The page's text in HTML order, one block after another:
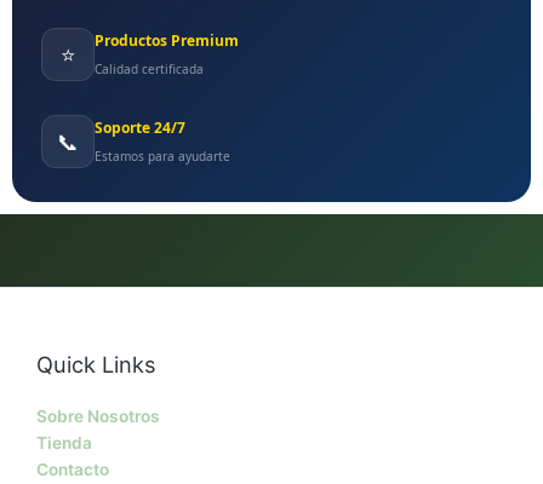
⭐ Productos Premium
Calidad certificada
📞 Soporte 24/7
Estamos para ayudarte
Quick Links
Sobre Nosotros
Tienda
Contacto